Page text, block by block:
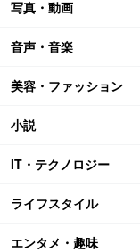
写真・動画
音声・音楽
美容・ファッション
小説
IT・テクノロジー
ライフスタイル
エンタメ・趣味